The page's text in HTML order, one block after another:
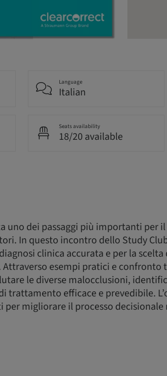
Language
Italian
Seats availability
18/20 available
uno dei passaggi più importanti per il
In questo incontro dello Study
clinica accurata e per la scelta
esempi pratici e confronto
le diverse malocclusioni,
trattamento efficace e prevedibile.
migliorare il processo decisionale